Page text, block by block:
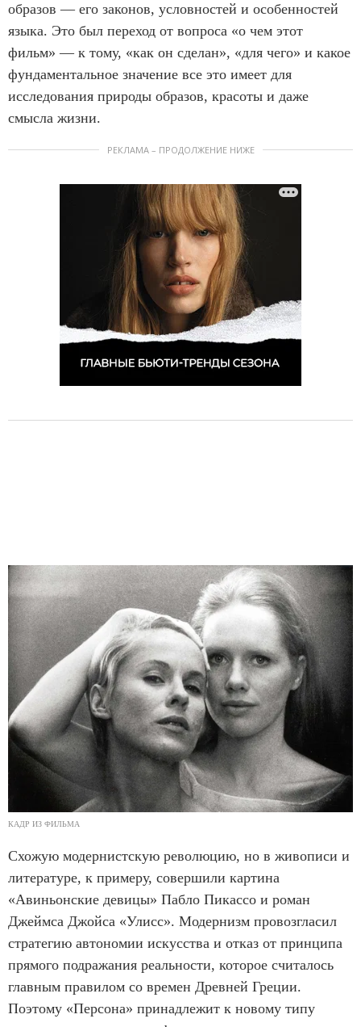
образов — его законов, условностей и особенностей
языка. Это был переход от вопроса «о чем этот
фильм» — к тому, «как он сделан», «для чего» и какое
фундаментальное значение все это имеет для
исследования природы образов, красоты и даже
смысла жизни.
РЕКЛАМА – ПРОДОЛЖЕНИЕ НИЖЕ
КАДР ИЗ ФИЛЬМА
Схожую модернистскую революцию, но в живописи и
литературе, к примеру, совершили картина
«Авиньонские девицы» Пабло Пикассо и роман
Джеймса Джойса «Улисс». Модернизм провозгласил
стратегию автономии искусства и отказ от принципа
прямого подражания реальности, которое считалось
главным правилом со времен Древней Греции.
Поэтому «Персона» принадлежит к новому типу